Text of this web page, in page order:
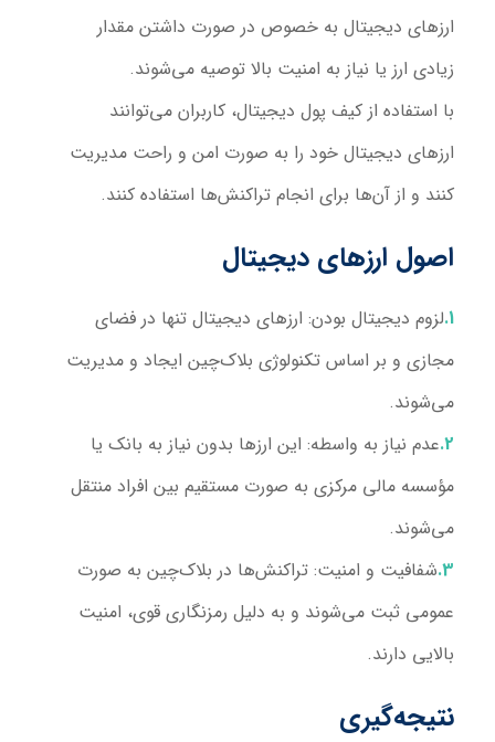
ارزهای دیجیتال به خصوص در صورت داشتن مقدار
زیادی ارز یا نیاز به امنیت بالا توصیه می‌شوند.
با استفاده از کیف پول دیجیتال، کاربران می‌توانند
ارزهای دیجیتال خود را به صورت امن و راحت مدیریت
کنند و از آن‌ها برای انجام تراکنش‌ها استفاده کنند.
اصول ارزهای دیجیتال
لزوم دیجیتال بودن: ارزهای دیجیتال تنها در فضای
مجازی و بر اساس تکنولوژی بلاک‌چین ایجاد و مدیریت
می‌شوند.
عدم نیاز به واسطه: این ارزها بدون نیاز به بانک یا
مؤسسه مالی مرکزی به صورت مستقیم بین افراد منتقل
می‌شوند.
شفافیت و امنیت: تراکنش‌ها در بلاک‌چین به صورت
عمومی ثبت می‌شوند و به دلیل رمزنگاری قوی، امنیت
بالایی دارند.
نتیجه‌گیری